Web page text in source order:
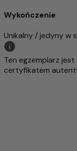
Wykończenie
Unikalny / jedyny w
Ten egzemplarz
certyfikatem